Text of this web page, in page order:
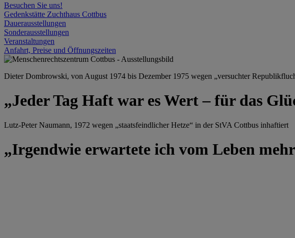
Besuchen Sie uns!
Gedenkstätte Zuchthaus Cottbus
Dauerausstellungen
Sonderausstellungen
Veranstaltungen
Anfahrt, Preise und Öffnungszeiten
Dieter Dombrowski, von August 1974 bis Dezember 1975 wegen „versuchter
„Jeder Tag Haft war es Wert – für das
Lutz-Peter Naumann, 1972 wegen „staatsfeindlicher Hetze“ in der StVA Cottbus inhaftiert
„Irgendwie erwartete ich vom Leben